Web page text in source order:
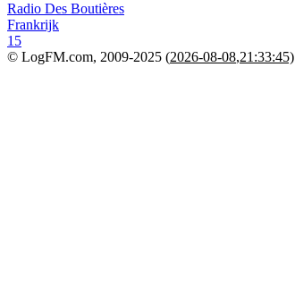
Radio Des Boutières
Frankrijk
15
© LogFM.com, 2009-2025 (2026-08-08,21:33:45)